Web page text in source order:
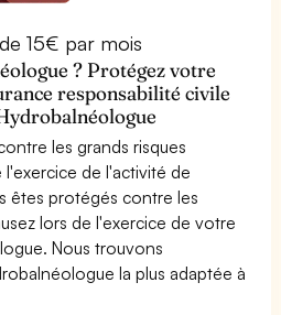
15€ par mois
? Protégez votre
responsabilité civile
les grands risques
de l'activité de
êtes protégés contre les
lors de l'exercice de votre
Nous trouvons
la plus adaptée à